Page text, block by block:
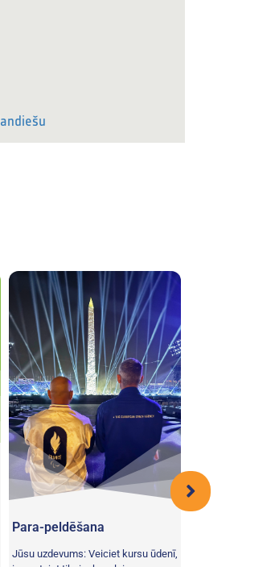
Para-peldēšana
Jūsu uzdevums: Veiciet kursu ūdenī,
Izpēti un
Jūsu misija: Lai
anaerobās